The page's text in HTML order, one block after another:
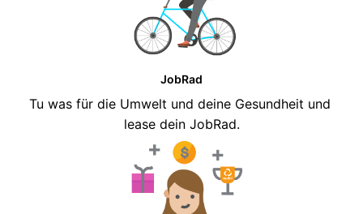
JobRad
Tu was für die Umwelt und deine Gesundheit und
lease dein JobRad.